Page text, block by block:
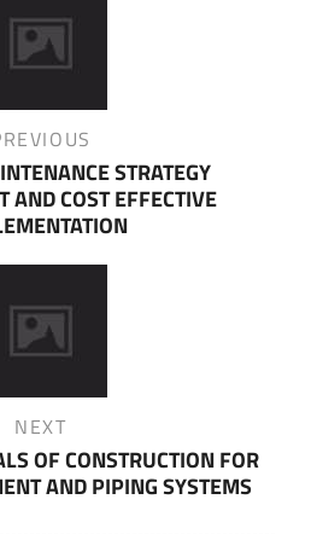
STRATEGY
AND COST EFFECTIVE
NEXT
OF CONSTRUCTION FOR
AND PIPING SYSTEMS